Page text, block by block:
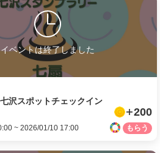
イベントは終了しました
沢スポットチェックイン
200
~ 2026/01/10 17:00